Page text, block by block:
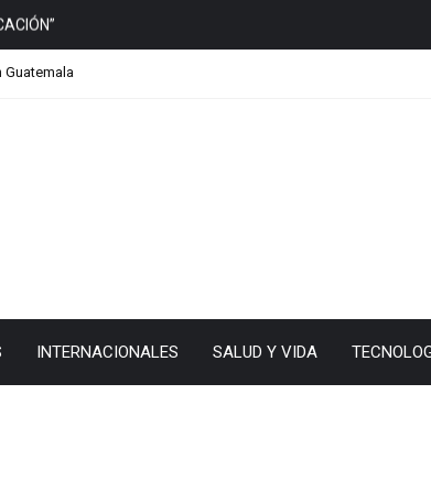
Segunda fecha para el Tour 2024
Guatemala
INTERNACIONALES SALUD Y VIDA